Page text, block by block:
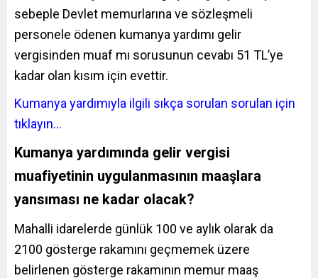
sebeple Devlet memurlarına ve sözleşmeli
personele ödenen kumanya yardımı gelir
vergisinden muaf mı sorusunun cevabı 51 TL’ye
kadar olan kısım için evettir.
Kumanya yardımıyla ilgili sıkça sorulan sorulan için
tıklayın…
Kumanya yardımında gelir vergisi
muafiyetinin uygulanmasının maaşlara
yansıması ne kadar olacak?
Mahalli idarelerde günlük 100 ve aylık olarak da
2100 gösterge rakamını geçmemek üzere
belirlenen gösterge rakamının memur maaş